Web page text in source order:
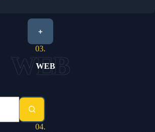
+
03.
WEB
04.